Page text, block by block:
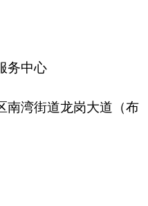
务中心
南湾街道龙岗大道（布